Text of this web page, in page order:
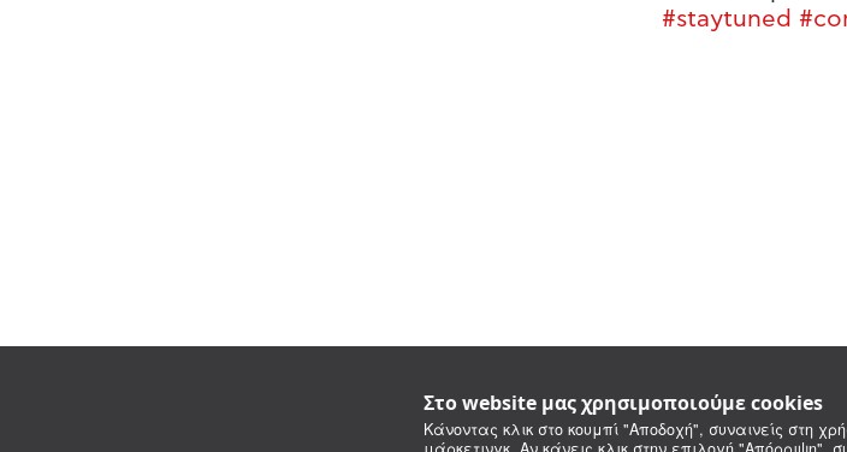
Στο website μας χρησιμοποιούμε cookies
Κάνοντας κλικ στο κουμπί "Αποδοχή", συναινείς στη
#staytuned